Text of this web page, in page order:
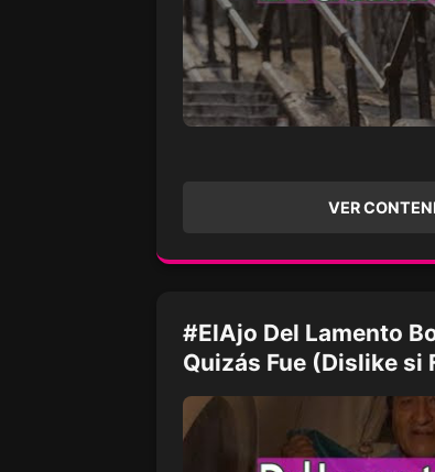
VER
#ElAjo Del Lamento
Quizás Fue (Dislike si